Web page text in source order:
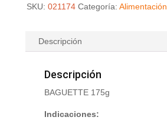
SKU: 021174 Categoría: Alimentación
Descripción
Descripción
BAGUETTE 175g
Indicaciones: